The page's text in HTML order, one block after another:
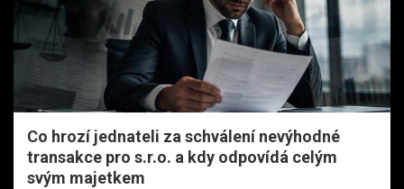
Co hrozí jednateli za schválení nevýhodné
transakce pro s.r.o. a kdy odpovídá celým
svým majetkem